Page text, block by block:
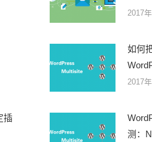
2017
如何
2017
插
测：